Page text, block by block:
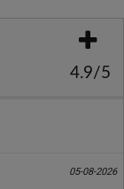
4.9/5
05-08-2026